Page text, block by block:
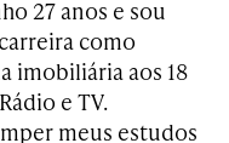
27 anos e sou
como
imobiliária aos 18
e TV.
meus estudos